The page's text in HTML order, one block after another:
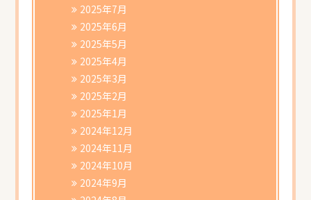
2025年7月
2025年6月
2025年5月
2025年4月
2025年3月
2025年2月
2025年1月
2024年12月
2024年11月
2024年10月
2024年9月